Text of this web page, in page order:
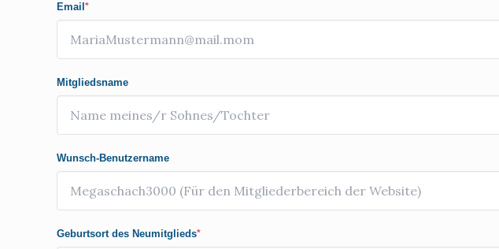
Email *
Mitgliedsname
Wunsch-Benutzername
Geburtsort des Neumitglieds*